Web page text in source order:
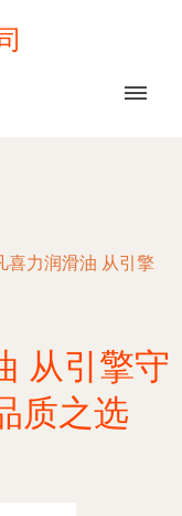
喜力润滑油 从引擎
从引擎守
质之选